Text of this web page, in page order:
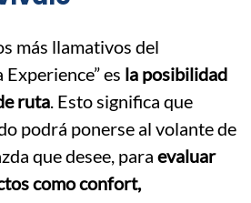
más llamativos del
es la posibilidad
ruta. Esto significa que
podrá ponerse al volante de
que desee, para evaluar
como confort,